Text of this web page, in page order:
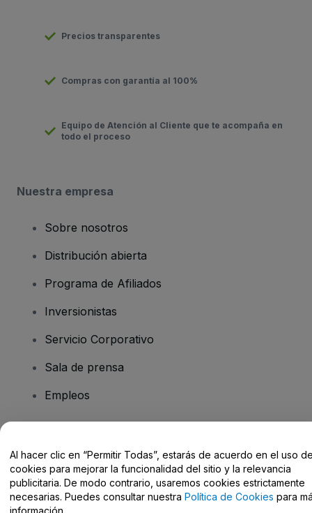
Precios transparentes
Compras con garantía al 100%
Equipo de Atención al Cliente que te acompaña en
todo el proceso
Nuestra empresa
Sobre nosotros
Distribución abierta
Programa de Afiliados
Inversionistas
Servicio Corporativo
Sala de prensa
Empleos
Centro de Ayuda / Contacto
Al hacer clic en “Permitir Todas”, estarás de acuerdo en el uso
cookies para mejorar la funcionalidad del sitio y la relevancia
publicitaria. De modo contrario, usaremos cookies estrictamente
necesarias. Puedes consultar nuestra Política de Cookies para
información.